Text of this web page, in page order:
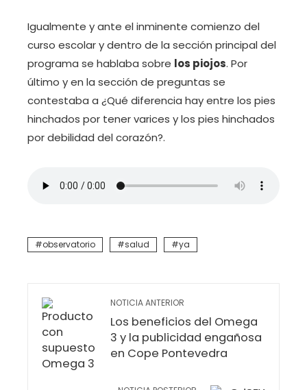
Igualmente y ante el inminente comienzo del
curso escolar y dentro de la sección principal del
programa se hablaba sobre los piojos. Por
último y en la sección de preguntas se
contestaba a ¿Qué diferencia hay entre los pies
hinchados por tener varices y los pies hinchados
por debilidad del corazón?.
observatorio salud ya
NOTICIA ANTERIOR
Los beneficios del Omega
3 y la publicidad engañosa
en Cope Pontevedra